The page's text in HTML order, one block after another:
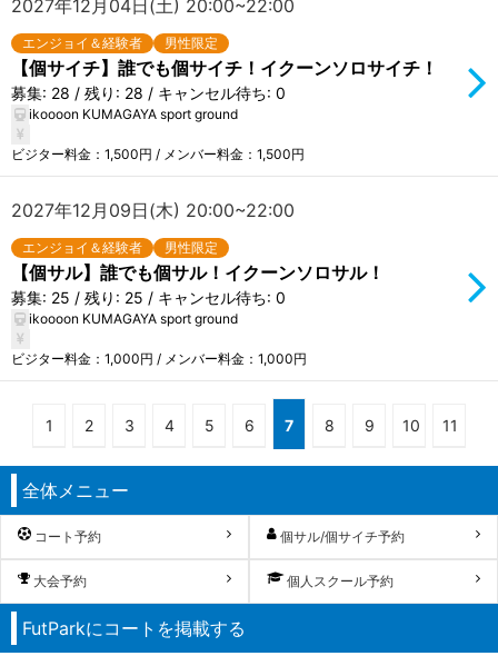
2027年12月04日(土) 20:00~22:00
エンジョイ＆経験者 男性限定
【個サイチ】誰でも個サイチ！イクーンソロサイチ！
募集: 28 / 残り: 28 / キャンセル待ち: 0
ikoooon KUMAGAYA sport ground
ビジター料金：1,500円 / メンバー料金：1,500円
2027年12月09日(木) 20:00~22:00
エンジョイ＆経験者 男性限定
【個サル】誰でも個サル！イクーンソロサル！
募集: 25 / 残り: 25 / キャンセル待ち: 0
ikoooon KUMAGAYA sport ground
ビジター料金：1,000円 / メンバー料金：1,000円
1 2 3 4 5 6 7 8 9 10 11
全体メニュー
コート予約 個サル/個サイチ予約
大会予約 個人スクール予約
FutParkにコートを掲載する